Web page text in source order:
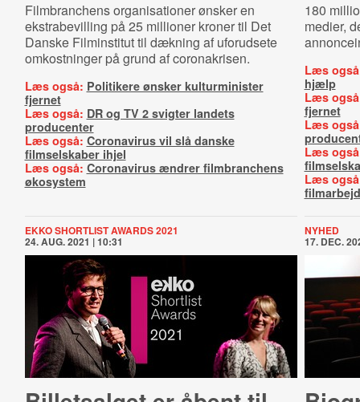
Filmbranchens organisationer ønsker en
ekstrabevilling på 25 millioner kroner til Det
Danske Filminstitut til dækning af uforudsete
omkostninger på grund af coronakrisen.
Læs også: Politikere ønsker kulturminister
fjernet
Læs også: DR og TV 2 svigter landets
producenter
Læs også: Coronavirus vil slå danske
filmselskaber ihjel
Læs også: Coronavirus ændrer filmbranchens
økosystem
180
medier,
Læs
hjælp
Læs
fjernet
Læs
Læs
Læs
EKKO SHORTLIST AWARDS 2021
24. AUG. 2021 | 10:31
NYHED
17. DEC.